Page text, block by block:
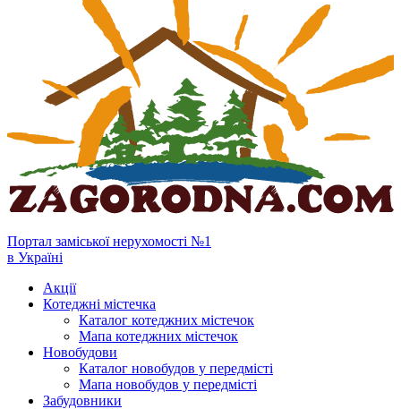
Портал заміської нерухомості №1
в Україні
Акції
Котеджні містечка
Каталог котеджних містечок
Мапа котеджних містечок
Новобудови
Каталог новобудов у передмісті
Мапа новобудов у передмісті
Забудовники